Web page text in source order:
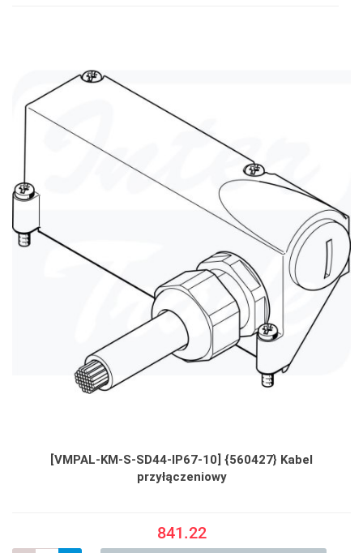
[VMPAL-KM-S-SD44-IP67-10] {560427} Kabel
przyłączeniowy
841.22